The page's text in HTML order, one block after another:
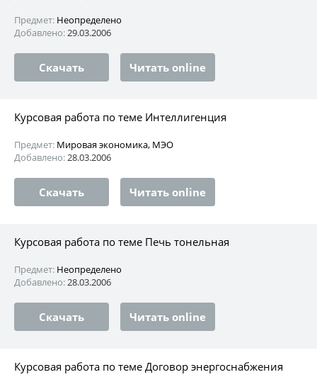
Предмет: Неопределено
Добавлено:29.03.2006
Скачать Читать online
Курсовая работа по теме Интеллигенция
Предмет: Мировая экономика, МЭО
Добавлено:28.03.2006
Скачать Читать online
Курсовая работа по теме Печь тонельная
Предмет: Неопределено
Добавлено:28.03.2006
Скачать Читать online
Курсовая работа по теме Договор энергоснабжения